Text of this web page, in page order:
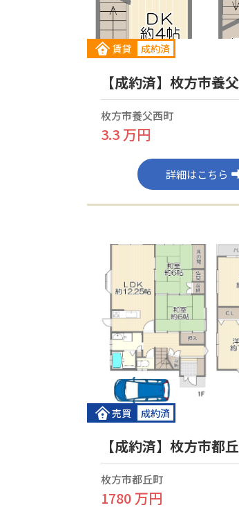
賃貸 成約済
【成約済】枚方市養
枚方市養父西町
3.3 万円
詳細はこちら
売買 成約済
【成約済】枚方市都
枚方市都丘町
1780 万円